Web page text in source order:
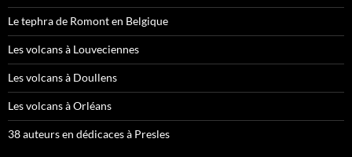
Le tephra de Romont en Belgique
Les volcans à Louveciennes
Les volcans à Doullens
Les volcans à Orléans
38 auteurs en dédicaces à Presles